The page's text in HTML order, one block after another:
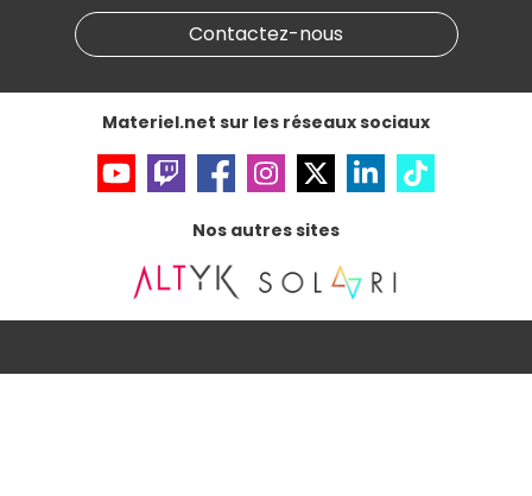
Partenariat & Sponsoring
Informations légales
Données personnellesetcookies
Accessibilité : non conforme
Contactez-nous
Materiel.net sur les réseaux sociaux
Nos autres sites